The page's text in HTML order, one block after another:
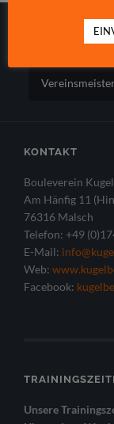
KONTAKT
Bouleverein
Am Hänfig 11
76316 Malsch
Telefon: +49
E-Mail:
Web:
Facebook:
Unsere